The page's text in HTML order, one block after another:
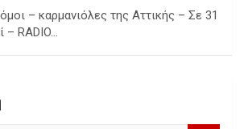
– καρμανιόλες της Αττικής – Σε 31
– RADIO…